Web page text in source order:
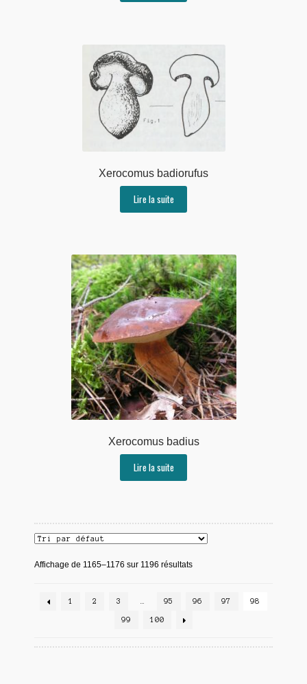
Xerocomus badiorufus
Lire la suite
Xerocomus badius
Lire la suite
Affichage de 1165–1176 sur 1196 résultats
1 2 3 95 96 97 98
99 100